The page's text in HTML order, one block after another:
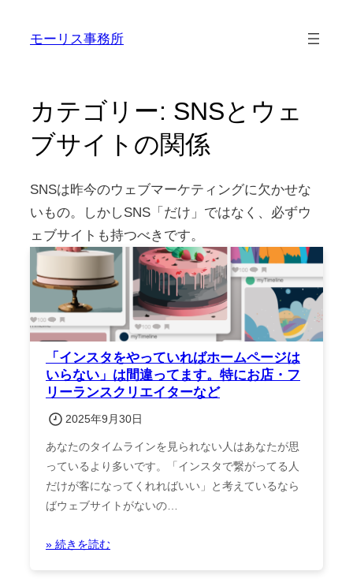
モーリス事務所
カテゴリー: SNSとウェ
ブサイトの関係
SNSは昨今のウェブマーケティングに欠かせな
いもの。しかしSNS「だけ」ではなく、必ずウ
ェブサイトも持つべきです。
「インスタをやっていればホームページは
いらない」は間違ってます。特にお店・フ
リーランスクリエイターなど
2025年9月30日
あなたのタイムラインを見られない人はあなたが思
っているより多いです。「インスタで繋がってる人
だけが客になってくれればいい」と考えているなら
ばウェブサイトがないの…
» 続きを読む